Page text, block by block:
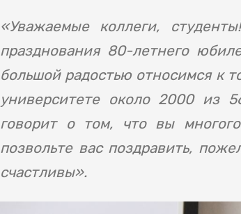
«Уважаемые коллеги,
празднования 80-летнего
большой радостью относимся к
университете около 2000 из
говорит о том, что вы
позвольте вас поздравить,
счастливы».